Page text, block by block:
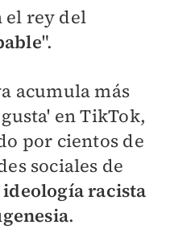
el rey del
".
acumula más
en TikTok,
por cientos de
sociales de
ideología racista
.